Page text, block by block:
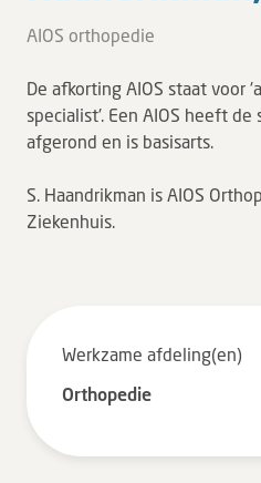
Tarieven en vergoeding
Uw gegevens
Wachttijden
Bezoek
Verwijzers
AIOS orthopedie
De afkorting AIOS staat voor
specialist'. Een AIOS heeft
afgerond en is basisarts.
S. Haandrikman is AIOS
Ziekenhuis.
Werkzame afdeling(en)
Orthopedie